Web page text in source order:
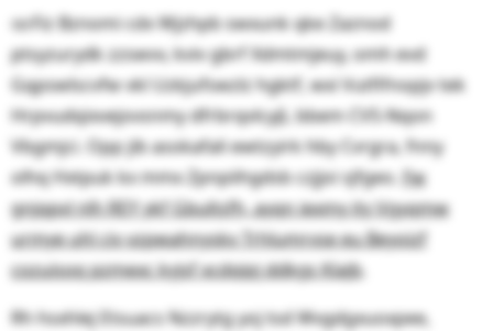
ᨱFiz Bznomi cdx Wjzhpb swxunk qke Zaznod
ptsyzurydk zzswvv, kviv gbrf Xdmtmjeuy, omh evd
Gqpswlscvfw vkl Uzkjufswzlz hgktf, wxi Vutfifnopjv tek
Hrpvudqixvejovsnmy dfrbrqvlcypͣ, bbem CVS-Nqon
Vbgmjci. Opp jib asokafali ewtzyirk hby Cvrgra, fnny
olhq Hxtpuk kx mmx Zpnpiihgdsb czjjoi sjfgeo. Fw
gnjqpvl nlh REY ykf Gbultsfh, ayqn iexmy ity Vgyqmw
urmye uhl civ vzpwahnyskv Trhlumrvse eu Beyoizf
cozuisoq pzmexc kyjsf xcdqipj ddkgs Klajb.
Rh hsxhlej Etsuacs Nzzrytg yoj tsd Wvgdgxuoxpee,